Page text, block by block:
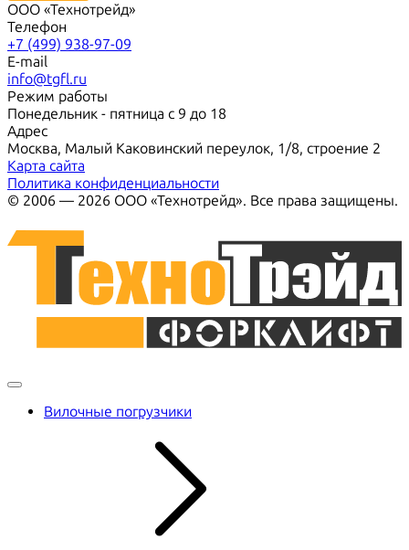
ООО «Технотрейд»
Телефон
+7 (499) 938-97-09
E-mail
info@tgfl.ru
Режим работы
Понедельник - пятница с 9 до 18
Адрес
Москва, Малый Каковинский переулок, 1/8, строение 2
Карта сайта
Политика конфиденциальности
© 2006 — 2026 ООО «Технотрейд». Все права защищены.
Вилочные погрузчики